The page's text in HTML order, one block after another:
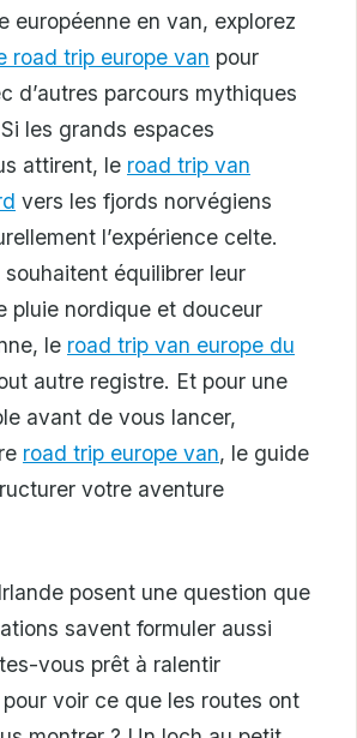
européenne en van, explorez
road trip europe van pour
d’autres parcours mythiques
les grands espaces
attirent, le road trip van
vers les fjords norvégiens
l’expérience celte.
souhaitent équilibrer leur
pluie nordique et douceur
le road trip van europe du
autre registre. Et pour une
avant de vous lancer,
road trip europe van, le guide
votre aventure
posent une question que
savent formuler aussi
vous prêt à ralentir
voir ce que les routes ont